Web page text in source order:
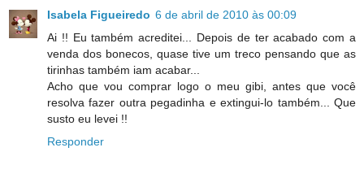
Isabela Figueiredo 6 de abril de 2010 às 00:09
Ai !! Eu também acreditei... Depois de ter acabado com a
venda dos bonecos, quase tive um treco pensando que as
tirinhas também iam acabar...
Acho que vou comprar logo o meu gibi, antes que você
resolva fazer outra pegadinha e extingui-lo também... Que
susto eu levei !!
Responder